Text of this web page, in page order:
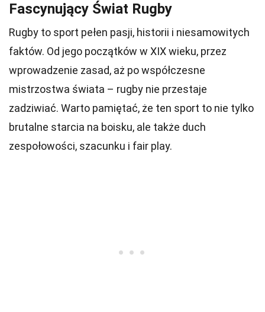
Fascynujący Świat Rugby
Rugby to sport pełen pasji, historii i niesamowitych
faktów. Od jego początków w XIX wieku, przez
wprowadzenie zasad, aż po współczesne
mistrzostwa świata – rugby nie przestaje
zadziwiać. Warto pamiętać, że ten sport to nie tylko
brutalne starcia na boisku, ale także duch
zespołowości, szacunku i fair play.